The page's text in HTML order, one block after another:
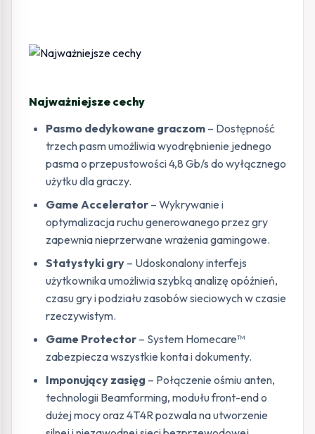
Najważniejsze cechy
Pasmo dedykowane graczom – Dostępność
trzech pasm umożliwia wyodrębnienie jednego
pasma o przepustowości 4,8 Gb/s do wyłącznego
użytku dla graczy.
Game Accelerator – Wykrywanie i
optymalizacja ruchu generowanego przez gry
zapewnia nieprzerwane wrażenia gamingowe.
Statystyki gry – Udoskonalony interfejs
użytkownika umożliwia szybką analizę opóźnień,
czasu gry i podziału zasobów sieciowych w czasie
rzeczywistym.
Game Protector – System Homecare™
zabezpiecza wszystkie konta i dokumenty.
Imponujący zasięg – Połączenie ośmiu anten,
technologii Beamforming, modułu front-end o
dużej mocy oraz 4T4R pozwala na utworzenie